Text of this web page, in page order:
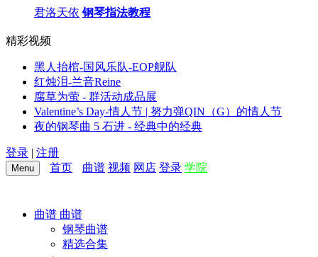
君洛天依 钢琴指法教程
精彩视频
黑人抬棺-国风乐队-EOP舰队
红烛泪-兰音Reine
腐草为萤 - 群活动成品展
Valentine’s Day-情人节 | 努力弹QIN（G）的情人节
夜的钢琴曲 5 石进 - 经典中的经典
登录 | 注册
Menu 首页 曲谱 视频 网店 登录 学院
曲谱 曲谱
钢琴曲谱
精选合集